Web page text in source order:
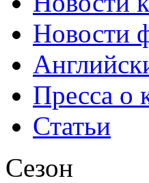
Новости
Пресса о
Статьи
Сезон